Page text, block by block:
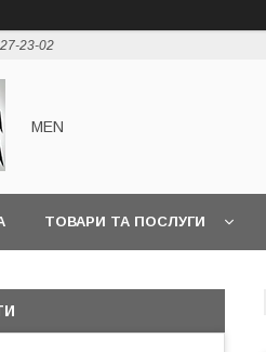
23-02
MEN
ТОВАРИ ТА ПОСЛУГИ